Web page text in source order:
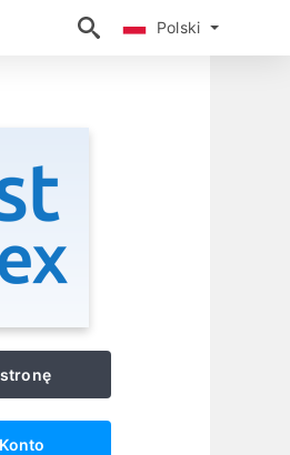
Polski
Polski